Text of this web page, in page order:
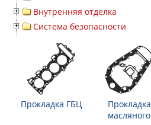
Внутренняя отделка
Система безопасности
Прокладка ГБЦ
Прокладка
масляного